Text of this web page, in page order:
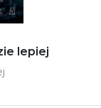
lepiej